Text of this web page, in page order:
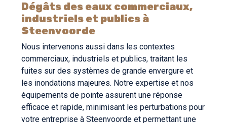
Dégâts des eaux commerciaux,
industriels et publics à
Steenvoorde
Nous intervenons aussi dans les contextes
commerciaux, industriels et publics, traitant les
fuites sur des systèmes de grande envergure et
les inondations majeures. Notre expertise et nos
équipements de pointe assurent une réponse
efficace et rapide, minimisant les perturbations pour
votre entreprise à Steenvoorde et permettant une